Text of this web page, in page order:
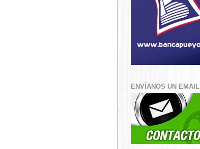
ENVÍANOS UN EMAIL